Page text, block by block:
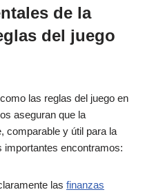
de la
del juego
las reglas del juego en
aseguran que la
comparable y útil para la
encontramos:
las finanzas